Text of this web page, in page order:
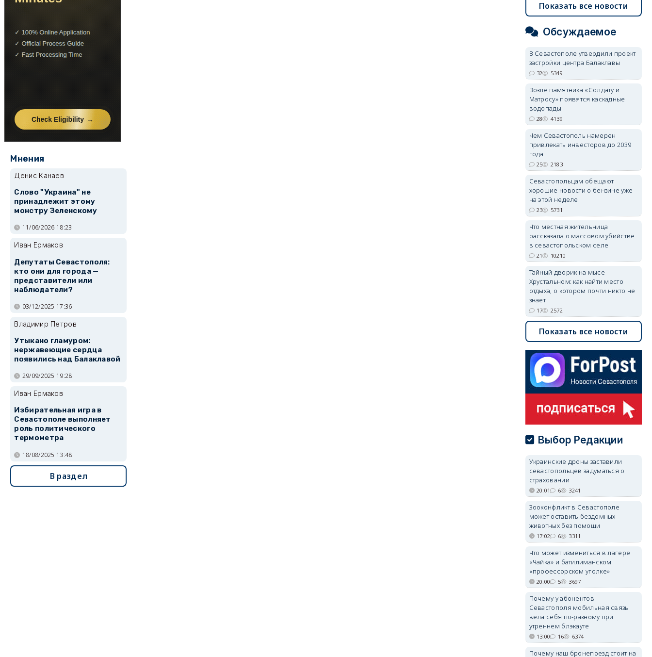
Мнения
Денис Канаев
Слово "Украина" не
принадлежит этому
монстру Зеленскому
11/06/2026 18:23
Иван Ермаков
Депутаты Севастополя:
кто они для города —
представители или
наблюдатели?
03/12/2025 17:36
Владимир Петров
Утыкано гламуром:
нержавеющие сердца
появились над Балаклавой
29/09/2025 19:28
Иван Ермаков
Избирательная игра в
Севастополе выполняет
роль политического
термометра
18/08/2025 13:48
В раздел
Показать все новости
Обсуждаемое
В Севастополе утвердили проект
застройки центра Балаклавы
32 5349
Возле памятника «Солдату и
Матросу» появятся каскадные
водопады
28 4139
Чем Севастополь намерен
привлекать инвесторов до 2039
года
25 2183
Севастопольцам обещают
хорошие новости о бензине уже
на этой неделе
23 5731
Что местная жительница
рассказала о массовом убийстве
в севастопольском селе
21 10210
Тайный дворик на мысе
Хрустальном: как найти место
отдыха, о котором почти никто не
знает
17 2572
Показать все новости
Выбор Редакции
Украинские дроны заставили
севастопольцев задуматься о
страховании
20:01 6 3241
Зооконфликт в Севастополе
может оставить бездомных
животных без помощи
17:02 6 3311
Что может измениться в лагере
«Чайка» и батилиманском
«профессорском уголке»
20:00 5 3697
Почему у абонентов
Севастополя мобильная связь
вела себя по-разному при
утреннем блэкауте
13:00 16 6374
Почему наш бронепоезд стоит на